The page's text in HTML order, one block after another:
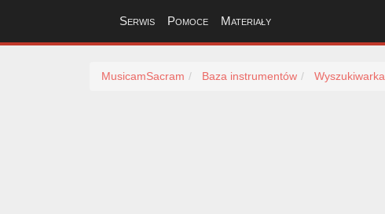
Serwis Pomoce Materiały
MusicamSacram Baza instrumentów Wyszukiwarka